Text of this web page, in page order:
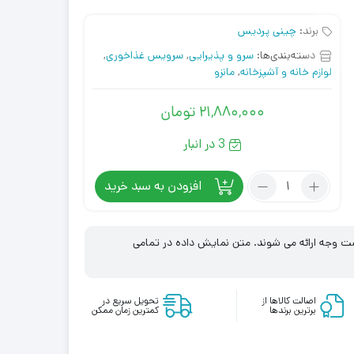
برند: چینی پردیس
دسته‌بندی‌ها: سرو و پذیرایی, سرویس غذاخوری,
لوازم خانه و آشپزخانه, مانزو
۲۱,۸۸۰,۰۰۰ تومان
3 در انبار
تعداد:
102
الگانس
ویلیج
افزودن به سبد خرید
وجه ارائه می شوند. متن نمایش داده در تمامی
اصالت کالاها از
برترین برندها
تحویل سریع در
کمترین زمان ممکن